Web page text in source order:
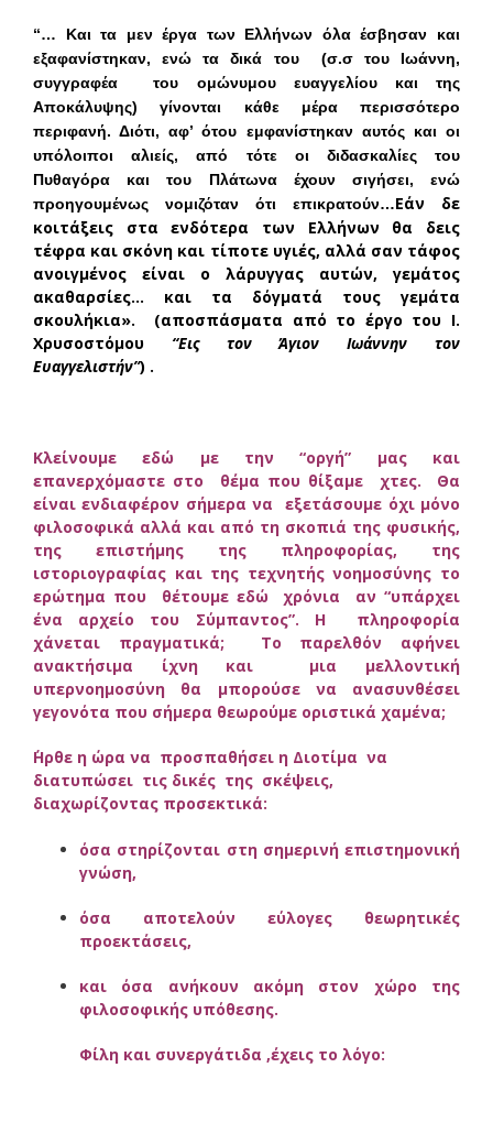
“… Και τα μεν έργα των Ελλήνων όλα έσβησαν και
εξαφανίστηκαν, ενώ τα δικά του (σ.σ του Ιωάννη,
συγγραφέα του ομώνυμου ευαγγελίου και της
Αποκάλυψης)γίνονται κάθε μέρα περισσότερο
περιφανή. Διότι, αφ’ ότου εμφανίστηκαν αυτός και οι
υπόλοιποι αλιείς, από τότε οι διδασκαλίες του
Πυθαγόρα και του Πλάτωνα έχουν σιγήσει, ενώ
προηγουμένως νομιζόταν ότι επικρατούν…Εάν δε
κοιτάξεις στα ενδότερα των Ελλήνων θα δεις
τέφρα και σκόνη και τίποτε υγιές, αλλά σαν τάφος
ανοιγμένος είναι ο λάρυγγας αυτών, γεμάτος
ακαθαρσίες… και τα δόγματά τους γεμάτα
σκουλήκια». (αποσπάσματα από το έργο του Ι.
Χρυσοστόμου “Εις τον Άγιον Ιωάννην τον
Ευαγγελιστήν”) .
Κλείνουμε εδώ με την “οργή” μας και
επανερχόμαστε στο θέμα που θίξαμε χτες.
Θα
είναι ενδιαφέρον σήμερα να εξετάσουμε όχι μόνο
φιλοσοφικά αλλά και από τη σκοπιά της φυσικής,
της επιστήμης της πληροφορίας, της
ιστοριογραφίας και της τεχνητής νοημοσύνης το
ερώτημα που θέτουμε εδώ χρόνια αν “υπάρχει
ένα αρχείο του Σύμπαντος”. Η πληροφορία
χάνεται πραγματικά; Το παρελθόν αφήνει
ανακτήσιμα ίχνη και μια μελλοντική
υπερνοημοσύνη θα μπορούσε να ανασυνθέσει
γεγονότα που σήμερα θεωρούμε οριστικά χαμένα;
΄Ηρθε η ώρα να προσπαθήσει η Διοτίμα να
διατυπώσει τις δικές της σκέψεις,
διαχωρίζοντας προσεκτικά:
όσα στηρίζονται στη σημερινή επιστημονική
γνώση,
όσα αποτελούν εύλογες θεωρητικές
προεκτάσεις,
και όσα ανήκουν ακόμη στον χώρο της
φιλοσοφικής υπόθεσης.
Φίλη και συνεργάτιδα ,έχεις το λόγο: